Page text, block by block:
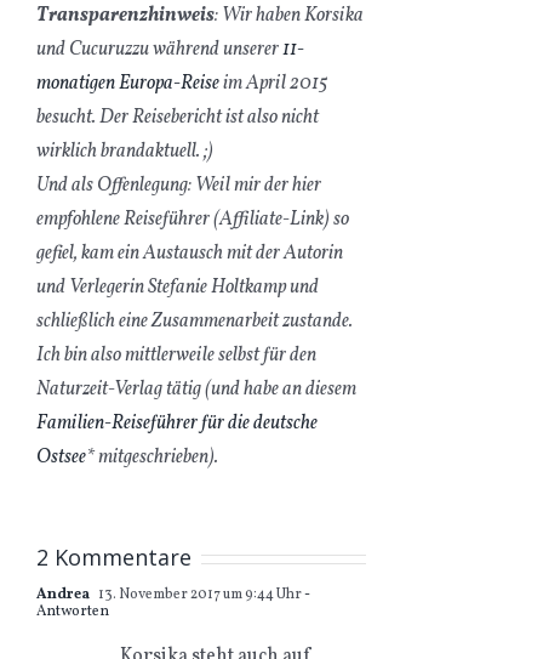
Transparenzhinweis: Wir haben Korsika
und Cucuruzzu während unserer11-
monatigen Europa-Reiseim April 2015
besucht. Der Reisebericht ist also nicht
wirklich brandaktuell. ;)
Und als Offenlegung: Weil mir der hier
empfohlene Reiseführer (Affiliate-Link) so
gefiel, kam ein Austausch mit der Autorin
und Verlegerin Stefanie Holtkamp und
schließlich eine Zusammenarbeit zustande.
Ich bin also mittlerweile selbst für den
Naturzeit-Verlag tätig (und habe an diesem
Familien-Reiseführer für die deutsche
Ostsee* mitgeschrieben).
2 Kommentare
Andrea 13. November 2017 um 9:44 Uhr-
Antworten